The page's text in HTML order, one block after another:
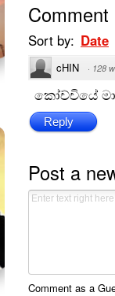
Comment
Sort by: Date
cHIN · 128
කෝච්චියේ
Reply
Post a
Comment as a